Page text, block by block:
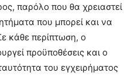
παρόλο που θα χρειαστεί
που μπορεί και να
κάθε περίπτωση, ο
προϋποθέσεις και ο
του εγχειρήματος